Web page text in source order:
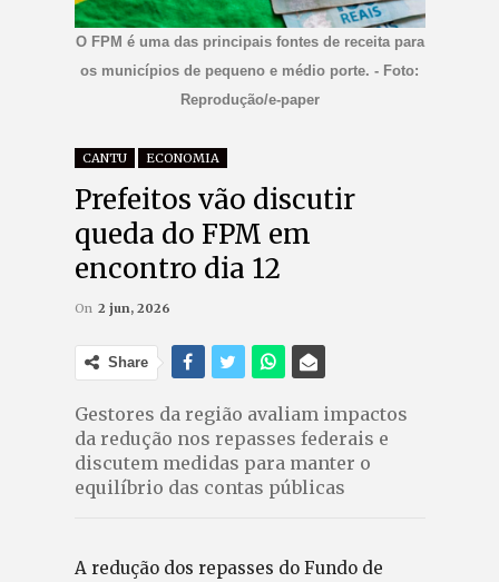
O FPM é uma das principais fontes de receita para
os municípios de pequeno e médio porte. - Foto:
Reprodução/e-paper
CANTU ECONOMIA
Prefeitos vão discutir
queda do FPM em
encontro dia 12
On 2 jun, 2026
Share
Gestores da região avaliam impactos
da redução nos repasses federais e
discutem medidas para manter o
equilíbrio das contas públicas
A redução dos repasses do Fundo de